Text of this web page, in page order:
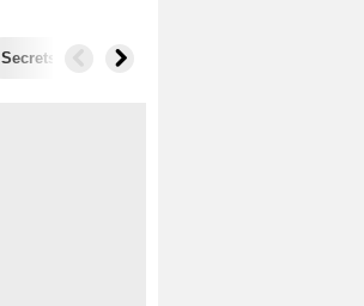
Secrets de tournage